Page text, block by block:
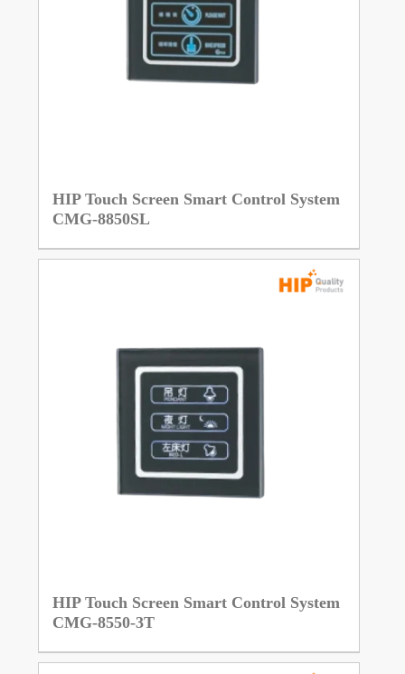
HIP Touch Screen Smart Control System
CMG-8850SL
HIP Touch Screen Smart Control System
CMG-8550-3T